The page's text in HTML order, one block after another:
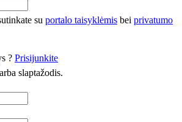
su portalo taisyklėmis bei privatumo
? Prisijunkite
slaptažodis.